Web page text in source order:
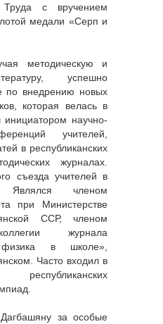
Труда с вручением
медали «Серп и
методическую и
успешно
по внедрению новых
которая велась в
научно-
учителей,
в республиканских
журналах.
съезда учителей в
членом
при Министерстве
ССР, членом
журнала
в школе»,
Часто входил в
за особые